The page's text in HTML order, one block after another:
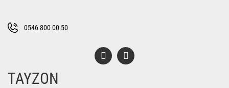
Bu ürüne benzer farklı alternatifler olmalı.
0546 800 00 50
TAYZON